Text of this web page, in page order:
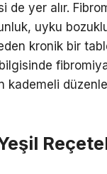
de yer alır.
uyku
kronik bir
kademeli